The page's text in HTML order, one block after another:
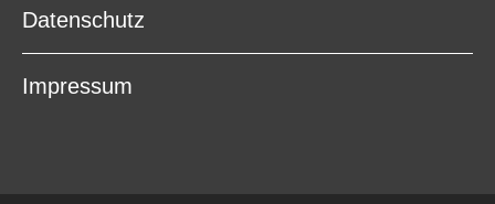
Datenschutz
Impressum